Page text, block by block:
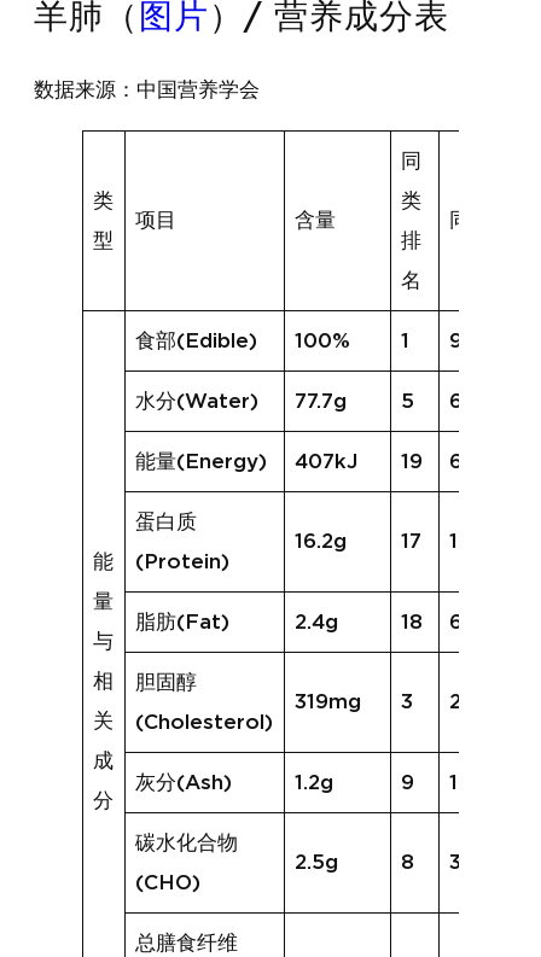
羊肺（ 图片 ）/ 营养成分表
数据来源：中国营养学会
类
型
项目 含量
同
类
排
名
同类均值
能
量
与
相
关
成
分
食部(Edible) 100% 1 95%
水分(Water) 77.7g 5 69.8g
能量(Energy) 407kJ 19 625kJ
蛋白质
(Protein)
16.2g 17 18.5g
脂肪(Fat) 2.4g 18 6.8g
胆固醇
(Cholesterol)
319mg 3 208mg
灰分(Ash) 1.2g 9 1.4g
碳水化合物
(CHO)
2.5g 8 3.4g
总膳食纤维